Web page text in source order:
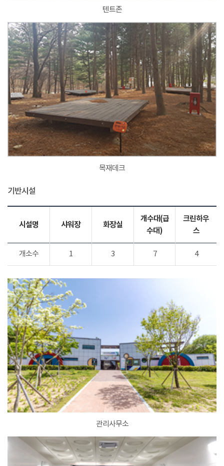
텐트존
목재데크
기반시설
시설명 샤워장 화장실
개수대(급
수대)
크린하우
스
개소수 1 3 7 4
관리사무소